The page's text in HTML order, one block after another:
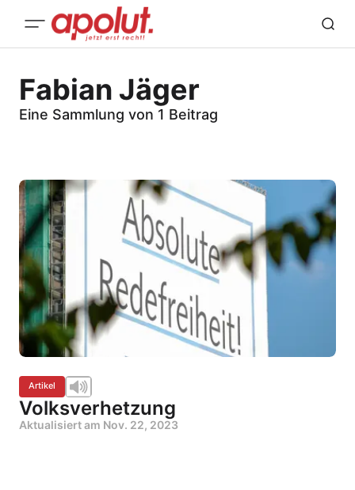
Fabian Jäger
Eine Sammlung von 1 Beitrag
Artikel
Volksverhetzung
Aktualisiert am Nov. 22, 2023